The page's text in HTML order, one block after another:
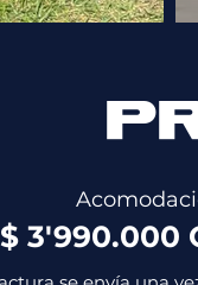
$ 3'990.000